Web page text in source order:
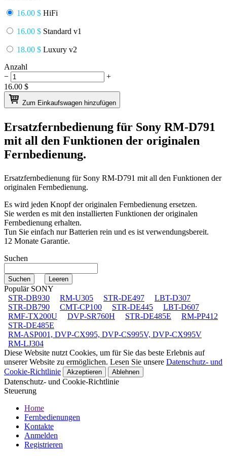
16.00 $ HiFi
16.00 $ Standard v1
18.00 $ Luxury v2
Anzahl
−
+
16.00 $
Zum Einkaufswagen hinzufügen
Ersatzfernbedienung für Sony RM-D791
mit all den Funktionen der originalen
Fernbedienung.
Ersatzfernbedienung fürSony RM-D791 mit all den Funktionen der
originalen Fernbedienung.
Es wird jeden Knopf der originalen Fernbedienung ersetzen.
Sie werden es mit den installierten Funktionen der originalen
Fernbedienung erhalten.
Tun Sie einfach nur Batterien rein und es ist verwendungsbereit.
12 Monate Garantie.
Suchen
Populär SONY
STR-DB930
RM-U305 STR-DE497
LBT-D307
STR-DB790
CMT-CP100 STR-DE445
LBT-D607
RMF-TX200U
DVP-SR760H STR-DE485E
RM-PP412
STR-DE485E
RM-ASP001, DVP-CX995, DVP-CS995V, DVP-CX995V
RM-LJ304
Diese Website nutzt Cookies, um für Sie das beste Erlebnis auf
unserer Website zu ermöglichen. Lesen Sie unsere Datenschutz- und
Cookie-Richtlinie
Akzeptieren Ablehnen
Datenschutz- und Cookie-Richtlinie
Steuerung
Home
Fernbedienungen
Kontakte
Anmelden
Registrieren